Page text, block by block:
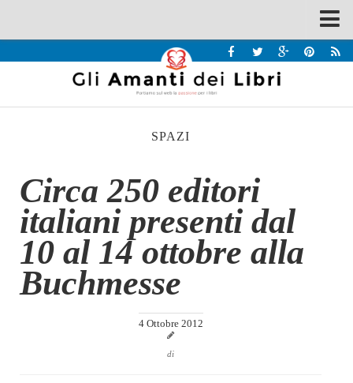
Recensioni
Interviste & Incontri
Chi siamo
Contatti
Eventi
Home
SPAZI
Circa 250 editori
italiani presenti dal
10 al 14 ottobre alla
Buchmesse
4 Ottobre 2012
di